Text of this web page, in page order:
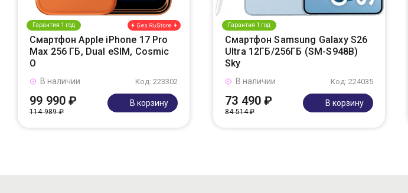
Гарантия 1 год
Смартфон Apple iPhone 17 Pro
Max 256 ГБ, Dual eSIM, Cosmic
O
Код: 223302
В наличии
99 990 ₽
114 989 ₽
В корзину
Гарантия 1 год
Смартфон Samsung Galaxy S26
Ultra 12ГБ/256ГБ (SM-S948B)
Sky
Код: 224035
В наличии
73 490 ₽
84 514 ₽
В корзину